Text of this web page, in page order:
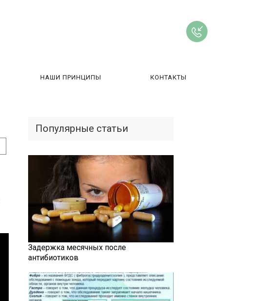
НАШИ ПРИНЦИПЫ КОНТАКТЫ
Популярные статьи
Задержка месячных после
антибиотиков